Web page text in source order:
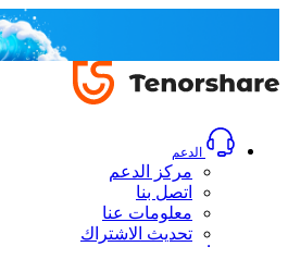
الدعم
مركز الدعم
اتصل بنا
معلومات عنا
تحديث الاشتراك